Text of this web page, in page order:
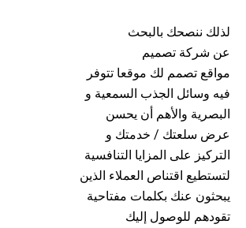
لذلك ننصحك بالبحث
عن شركة تصميم
مواقع تصمم لك موقعا تتوفر
فيه وسائل الجذب السمعية و
البصرية والأهم أن يحسن
عرض سلعتك / خدمتك و
التركيز على المزايا التنافسية
لتستطيع اقتناص العملاء الذين
يبحثون عنك بكلمات مفتاحية
تقودهم للوصول إليك